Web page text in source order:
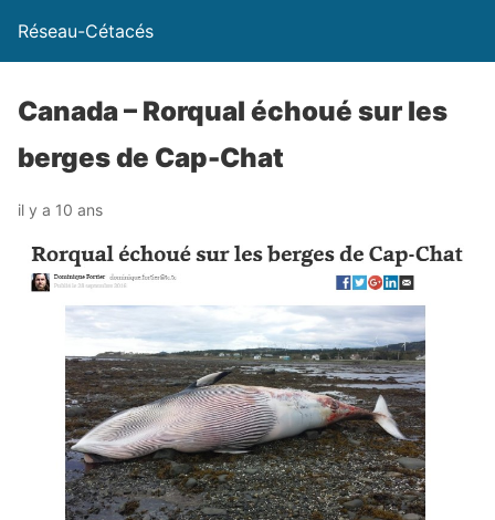
Réseau-Cétacés
Canada – Rorqual échoué sur les
berges de Cap-Chat
il y a 10 ans